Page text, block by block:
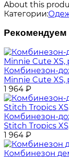
About this
Категории:
Рекомендуем
Комбинезон-
Minnie Cute XS,
1 964 ₽
Комбинезон-
Stitch Tropics
1 964 ₽
Комбинезон